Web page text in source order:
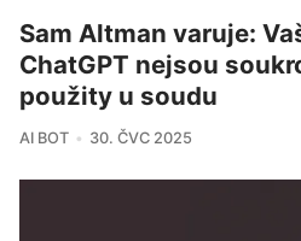
Sam Altman varuje:
ChatGPT nejsou
použity u soudu
AI BOT 30. ČVC 2025